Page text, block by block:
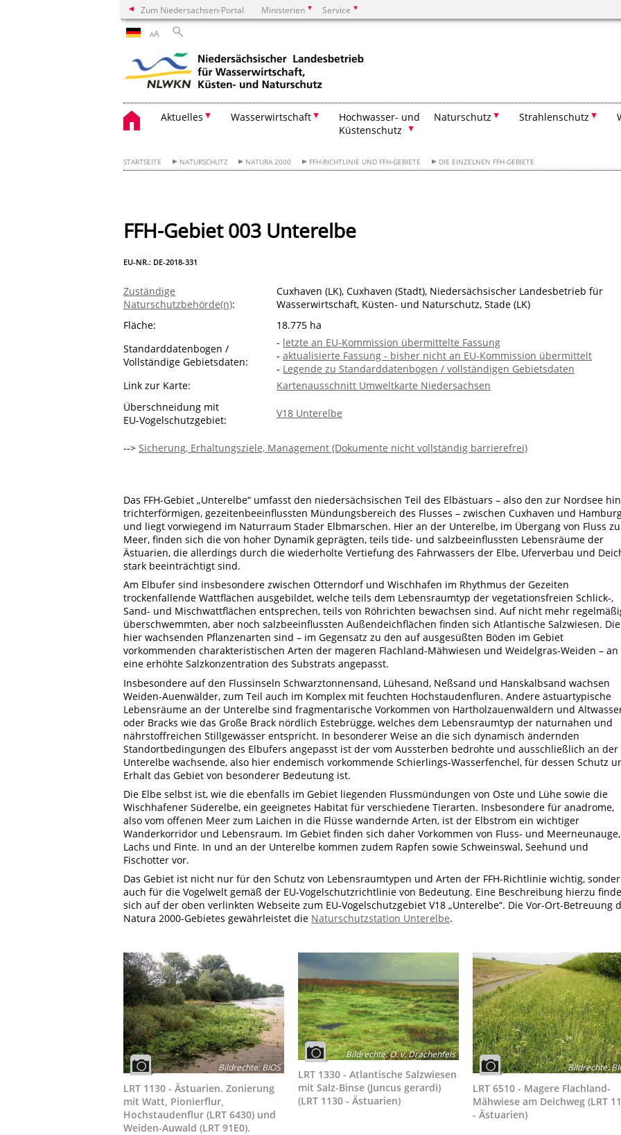
Zum Niedersachsen-Portal Ministerien Service
AA
Aktuelles Wasserwirtschaft
Hochwasser- und
Küstenschutz
Naturschutz Strahlenschutz
STARTSEITE NATURSCHUTZ NATURA 2000 FFH-RICHTLINIE UND FFH-GEBIETE DIE EINZELNEN FFH-GEBIETE
FFH-Gebiet 003 Unterelbe
EU-NR.: DE-2018-331
Zuständige
Naturschutzbehörde(n):
Cuxhaven (LK), Cuxhaven (Stadt), Niedersächsischer Landesbetrieb für
Wasserwirtschaft, Küsten- und Naturschutz, Stade (LK)
Fläche:
18.775 ha
Standarddatenbogen /
Vollständige Gebietsdaten:
- letzte an EU-Kommission übermittelte Fassung
- aktualisierte Fassung - bisher nicht an EU-Kommission übermittelt
- Legende zu Standarddatenbogen / vollständigen Gebietsdaten
Link zur Karte:
Kartenausschnitt Umweltkarte Niedersachsen
Überschneidung mit
EU-Vogelschutzgebiet:
V18 Unterelbe
--> Sicherung, Erhaltungsziele, Management (Dokumente nicht vollständig barrierefrei)
Das FFH-Gebiet „Unterelbe“ umfasst den niedersächsischen Teil des Elbästuars – also den zur Nordsee hin
trichterförmigen, gezeitenbeeinflussten Mündungsbereich des Flusses – zwischen Cuxhaven und
und liegt vorwiegend im Naturraum Stader Elbmarschen. Hier an der Unterelbe, im Übergang von Fluss zu
Meer, finden sich die von hoher Dynamik geprägten, teils tide- und salzbeeinflussten Lebensräume der
Ästuarien, die allerdings durch die wiederholte Vertiefung des Fahrwassers der Elbe, Uferverbau und
stark beeinträchtigt sind.
Am Elbufer sind insbesondere zwischen Otterndorf und Wischhafen im Rhythmus der Gezeiten
trockenfallende Wattflächen ausgebildet, welche teils dem Lebensraumtyp der vegetationsfreien Schlick-,
Sand- und Mischwattflächen entsprechen, teils von Röhrichten bewachsen sind. Auf nicht mehr
überschwemmten, aber noch salzbeeinflussten Außendeichflächen finden sich Atlantische Salzwiesen. Die
hier wachsenden Pflanzenarten sind – im Gegensatz zu den auf ausgesüßten Böden im Gebiet
vorkommenden charakteristischen Arten der mageren Flachland-Mähwiesen und Weidelgras-Weiden – an
eine erhöhte Salzkonzentration des Substrats angepasst.
Insbesondere auf den Flussinseln Schwarztonnensand, Lühesand, Neßsand und Hanskalbsand wachsen
Weiden-Auenwälder, zum Teil auch im Komplex mit feuchten Hochstaudenfluren. Andere ästuartypische
Lebensräume an der Unterelbe sind fragmentarische Vorkommen von Hartholzauenwäldern und
oder Bracks wie das Große Brack nördlich Estebrügge, welches dem Lebensraumtyp der naturnahen und
nährstoffreichen Stillgewässer entspricht. In besonderer Weise an die sich dynamisch ändernden
Standortbedingungen des Elbufers angepasst ist der vom Aussterben bedrohte und ausschließlich an der
Unterelbe wachsende, also hier endemisch vorkommende Schierlings-Wasserfenchel, für dessen Schutz
Erhalt das Gebiet von besonderer Bedeutung ist.
Die Elbe selbst ist, wie die ebenfalls im Gebiet liegenden Flussmündungen von Oste und Lühe sowie die
Wischhafener Süderelbe, ein geeignetes Habitat für verschiedene Tierarten. Insbesondere für anadrome,
also vom offenen Meer zum Laichen in die Flüsse wandernde Arten, ist der Elbstrom ein wichtiger
Wanderkorridor und Lebensraum. Im Gebiet finden sich daher Vorkommen von Fluss- und Meerneunauge,
Lachs und Finte. In und an der Unterelbe kommen zudem Rapfen sowie Schweinswal, Seehund und
Fischotter vor.
Das Gebiet ist nicht nur für den Schutz von Lebensraumtypen und Arten der FFH-Richtlinie wichtig,
auch für die Vogelwelt gemäß der EU-Vogelschutzrichtlinie von Bedeutung. Eine Beschreibung hierzu
sich auf der oben verlinkten Webseite zum EU-Vogelschutzgebiet V18 „Unterelbe“. Die Vor-Ort-Betreuung
Natura 2000-Gebietes gewährleistet die Naturschutzstation Unterelbe.
Bildrechte:BIOS
LRT 1130 - Ästuarien. Zonierung
mit Watt, Pionierflur,
Hochstaudenflur (LRT 6430) und
Weiden-Auwald (LRT 91E0).
Bildrechte:O. v. Drachenfels
LRT 1330 - Atlantische Salzwiesen
mit Salz-Binse (Juncus gerardi)
(LRT 1130 - Ästuarien)
Bildrechte:
LRT 6510 - Magere Flachland-
Mähwiese am Deichweg (LRT
- Ästuarien)